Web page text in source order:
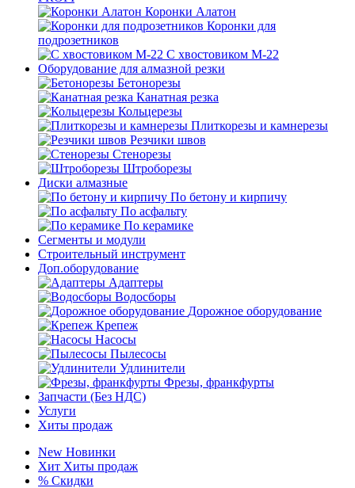
Коронки Алатон
Коронки для
подрозетников
С хвостовиком М-22
Оборудование для алмазной резки
Бетонорезы
Канатная резка
Кольцерезы
Плиткорезы и камнерезы
Резчики швов
Стенорезы
Штроборезы
Диски алмазные
По бетону и кирпичу
По асфальту
По керамике
Сегменты и модули
Строительный инструмент
Доп.оборудование
Адаптеры
Водосборы
Дорожное оборудование
Крепеж
Насосы
Пылесосы
Удлинители
Фрезы, франкфурты
Запчасти (Без НДС)
Услуги
Хиты продаж
New Новинки
Хит Хиты продаж
% Скидки